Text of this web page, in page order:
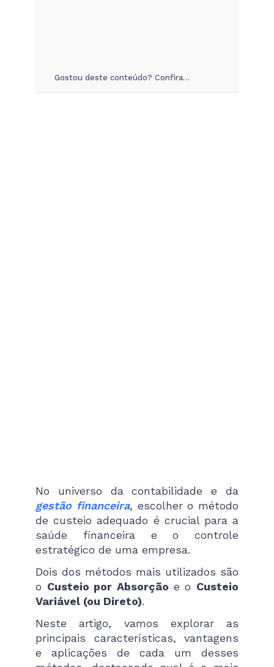
Gostou deste conteúdo? Confira…
No universo da contabilidade e da
gestão financeira, escolher o método
de custeio adequado é crucial para a
saúde financeira e o controle
estratégico de uma empresa.
Dois dos métodos mais utilizados são
o Custeio por Absorção e o Custeio
Variável (ou Direto).
Neste artigo, vamos explorar as
principais características, vantagens
e aplicações de cada um desses